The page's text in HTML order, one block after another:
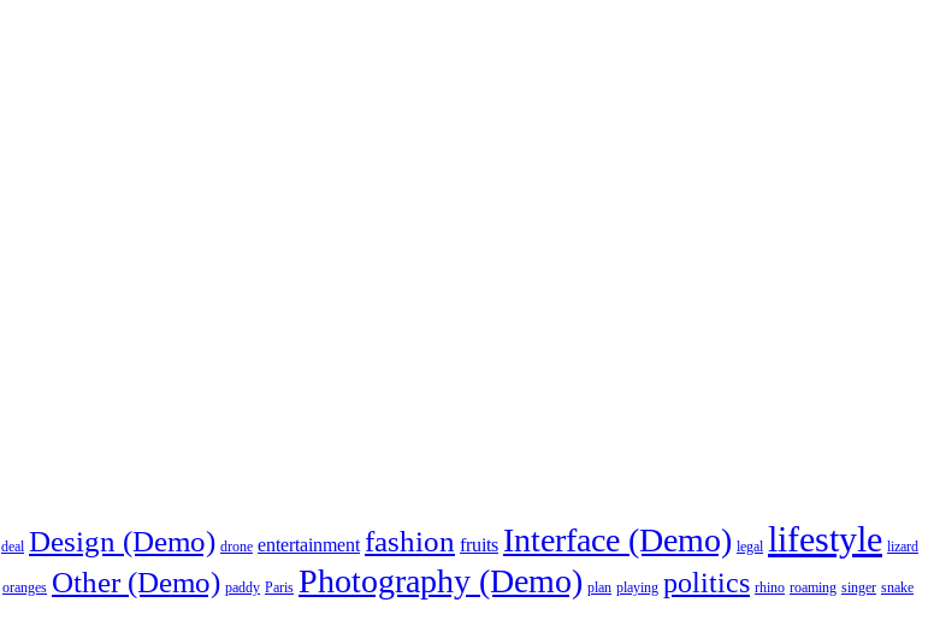
deal Design (Demo) drone entertainment fashion fruits Interface (Demo) legal lifestyle lizard
oranges Other (Demo) paddy Paris Photography (Demo) plan playing politics rhino roaming singer snake